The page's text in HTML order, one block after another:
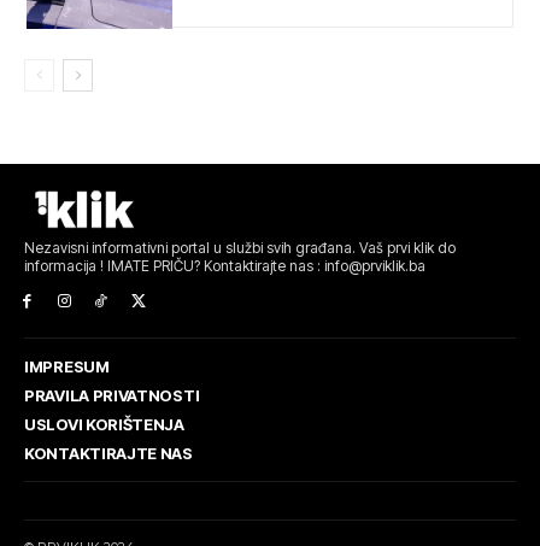
Nezavisni informativni portal u službi svih građana. Vaš prvi klik do
informacija ! IMATE PRIČU? Kontaktirajte nas : info@prviklik.ba
IMPRESUM
PRAVILA PRIVATNOSTI
USLOVI KORIŠTENJA
KONTAKTIRAJTE NAS